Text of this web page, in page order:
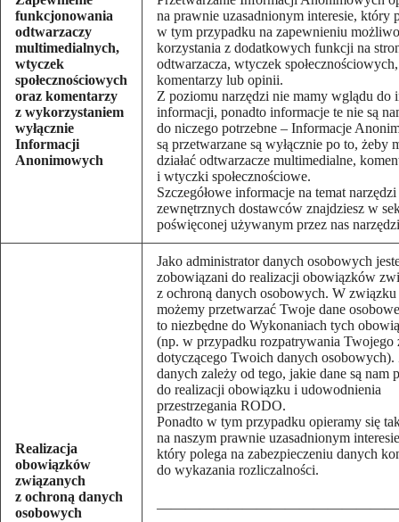
funkcjonowania
odtwarzaczy
multimedialnych,
wtyczek
społecznościowych
oraz komentarzy
z wykorzystaniem
wyłącznie
Informacji
Anonimowych
na prawnie uzasadnionym interesie, który
w tym przypadku na zapewnieniu
korzystania z dodatkowych funkcji na
odtwarzacza, wtyczek
komentarzy lub opinii.
Z poziomu narzędzi nie mamy wglądu do
informacji, ponadto informacje te nie są
do niczego potrzebne – Informacje
są przetwarzane są wyłącznie po to, żeby
działać odtwarzacze multimedialne,
i wtyczki społecznościowe.
Szczegółowe informacje na temat narzędzi
zewnętrznych dostawców znajdziesz w
poświęconej używanym przez nas
Realizacja
obowiązków
związanych
z ochroną danych
osobowych
Jako administrator danych osobowych
zobowiązani do realizacji obowiązków
z ochroną danych osobowych. W
możemy przetwarzać Twoje dane
to niezbędne do Wykonaniach tych
(np. w przypadku rozpatrywania Twojego
dotyczącego Twoich danych osobowych).
danych zależy od tego, jakie dane są nam
do realizacji obowiązku i udowodnienia
przestrzegania RODO.
Ponadto w tym przypadku opieramy się
na naszym prawnie uzasadnionym
który polega na zabezpieczeniu danych
do wykazania rozliczalności.